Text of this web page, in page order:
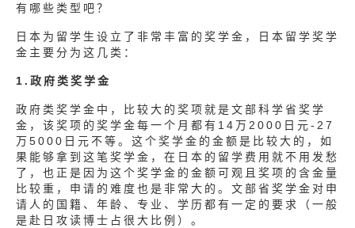
有哪些类型吧？
日本为留学生设立了非常丰富的奖学金，日本留学奖学
金主要分为这几类：
1.政府类奖学金
政府类奖学金中，比较大的奖项就是文部科学省奖学
金，该奖项的奖学金每一个月都有14万2000日元-27
万5000日元不等。这个奖学金的金额是比较大的，如
果能够拿到这笔奖学金，在日本的留学费用就不用发愁
了，也正是因为这个奖学金的金额可观且奖项的含金量
比较重，申请的难度也是非常大的。文部省奖学金对申
请人的国籍、年龄、专业、学历都有一定的要求（一般
是赴日攻读博士占很大比例）。